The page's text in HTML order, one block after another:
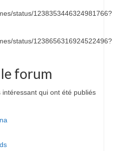
status/1238353446324981766?
status/1238656316924522496?
le forum
qui ont été publiés